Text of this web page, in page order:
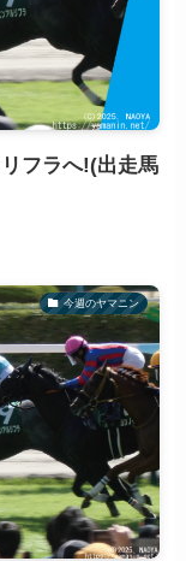
フラへ!(出走馬
今週のヤマニン